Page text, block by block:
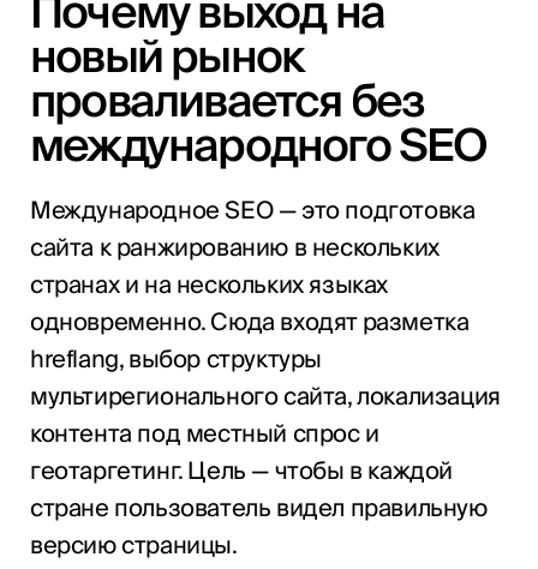
новый рынок
проваливается без
международного SEO
Международное SEO — это подготовка
сайта к ранжированию в нескольких
странах и на нескольких языках
одновременно. Сюда входят разметка
hreflang, выбор структуры
мультирегионального сайта, локализация
контента под местный спрос и
геотаргетинг. Цель — чтобы в каждой
стране пользователь видел правильную
версию страницы.